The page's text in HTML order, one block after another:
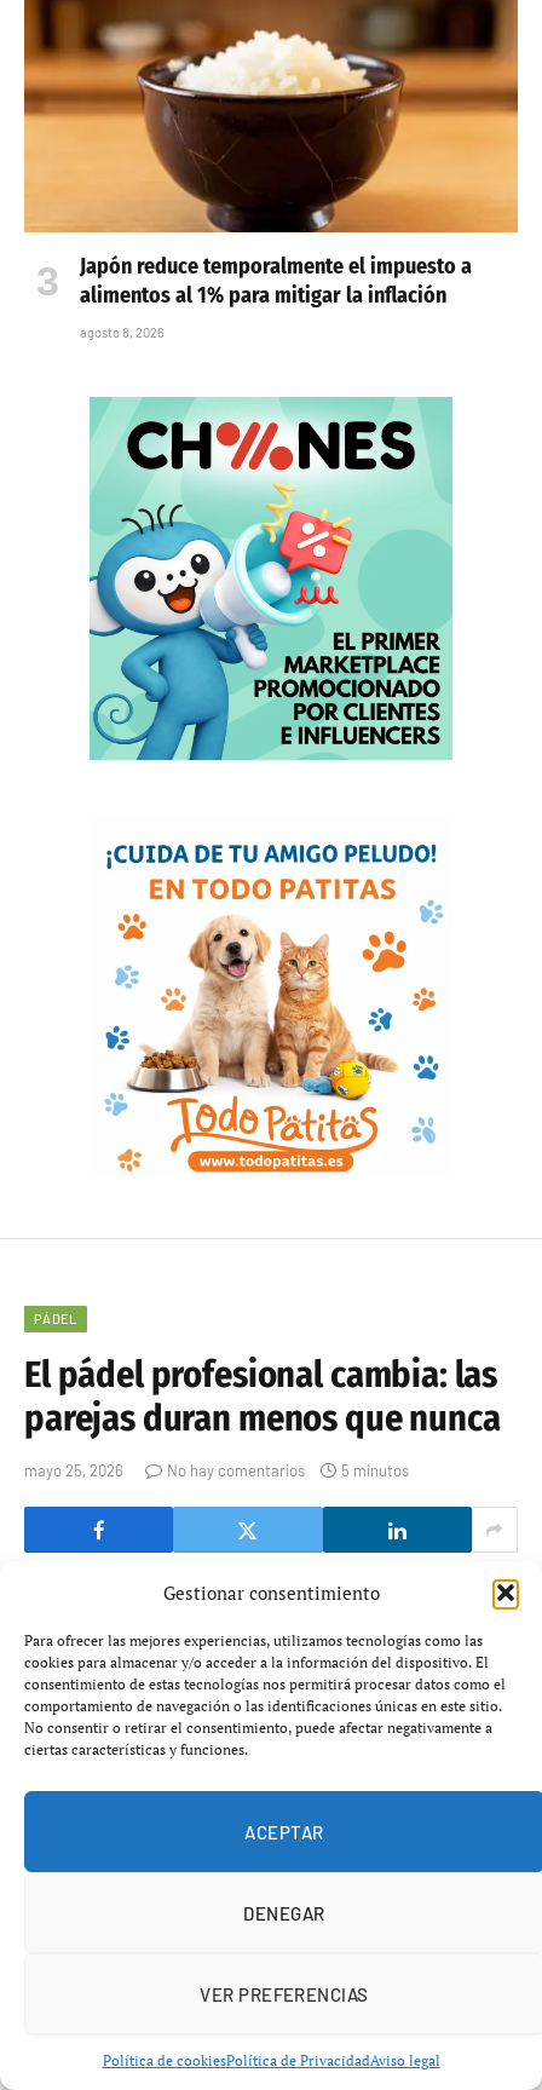
Gestionar consentimiento
Para ofrecer las mejores experiencias, utilizamos tecnologías como las
cookies para almacenar y/o acceder a la información del dispositivo. El
consentimiento de estas tecnologías nos permitirá procesar datos como el
comportamiento de navegación o las identificaciones únicas en este sitio.
No consentir o retirar el consentimiento, puede afectar negativamente a
ciertas características y funciones.
ACEPTAR
DENEGAR
VER PREFERENCIAS
Política de cookiesPolítica de PrivacidadAviso legal
Japón reduce temporalmente el impuesto a
alimentos al 1% para mitigar la inflación
agosto 8, 2026
PÁDEL
El pádel profesional cambia: las
parejas duran menos que nunca
mayo 25, 2026 No hay comentarios 5 minutos
obsesión por obtener resultados inmediatos están